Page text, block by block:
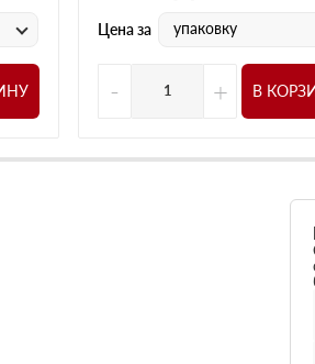
Цена за упаковку
- + В